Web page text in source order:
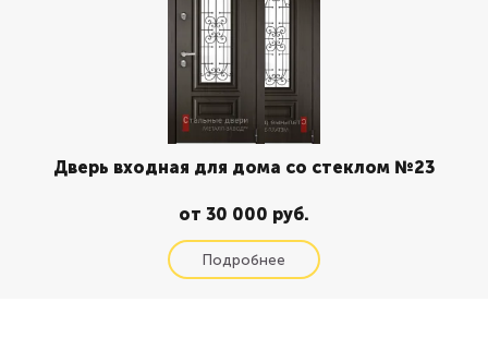
Дверь входная для дома со стеклом №23
от 30 000 руб.